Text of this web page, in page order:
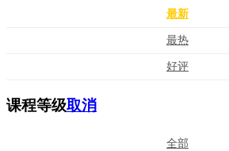
最新
最热
好评
课程等级取消
全部